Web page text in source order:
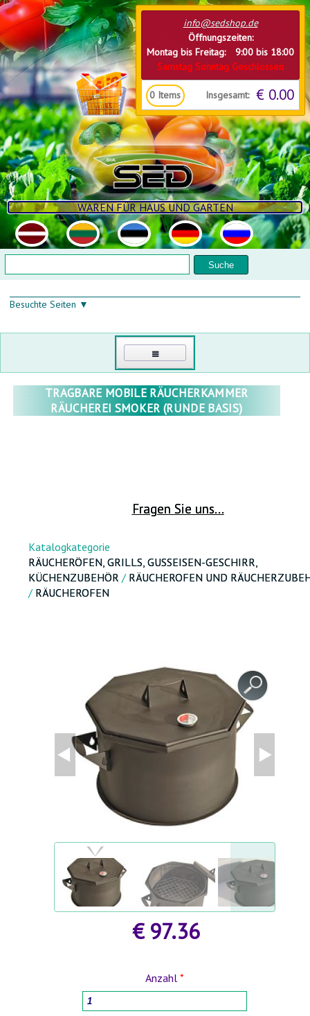
Direkt zum Inhalt
info@sedshop.de
Öffnungszeiten:
Montag bis Freitag: 9:00 bis 18:00
Samstag Sonntag Geschlossen
0 Items Insgesamt: € 0.00
WAREN FÜR HAUS UND GARTEN
Besuchte Seiten ▼
TRAGBARE MOBILE RÄUCHERKAMMER
RÄUCHEREI SMOKER (RUNDE BASIS)
PASSWORT ERNEUERN
ÜBER UNS
FRÜHBEETE UND GEWÄCHSHÄUSER
POLYCARBONAT
FOLIENGEWÄCHSHAUS TUNNEL
AGROFOLIEN UND FOLIEN
FRÜHBEET
BEETEINFASSUNGEN UND GARTENWEGE
RÄUCHERÖFEN, GRILLS, GUSSEISEN-GESCHIRR, KESSEL,
KÜCHENZUBEHÖR
SPORT, FREIZEIT UND TOURISMUS
AGROFOLIEN UND FOLIEN
STÜTZEN FÜR PFLANZEN UND STRÄUCHER
BEETEINFASSUNGEN UND GARTENWEGE
GARTENTECHNIK
SCHWEIßGERÄTE UND ZUBEHÖR
HAUSHALTSWAREN
Fragen Sie uns...
Katalogkategorie
RÄUCHERÖFEN, GRILLS, GUSSEISEN-GESCHIRR,
KÜCHENZUBEHÖR / RÄUCHEROFEN UND
/ RÄUCHEROFEN
€ 97.36
Anzahl *